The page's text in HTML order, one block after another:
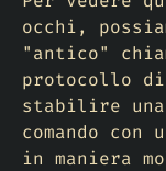
occhi,
"antico"
protocollo
stabilire
comando
in maniera